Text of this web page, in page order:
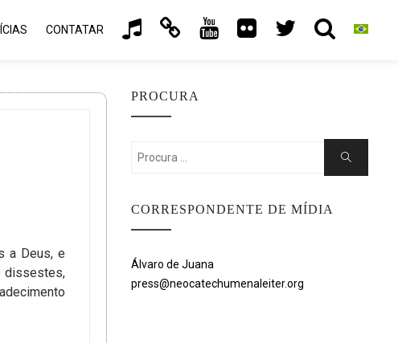
CONTATAR
a Deus, e
dissestes,
PROCURA
Search
Search
CORRESPONDENTE DE MÍDIA
Álvaro de Juana
press@neocatechumenaleiter.org